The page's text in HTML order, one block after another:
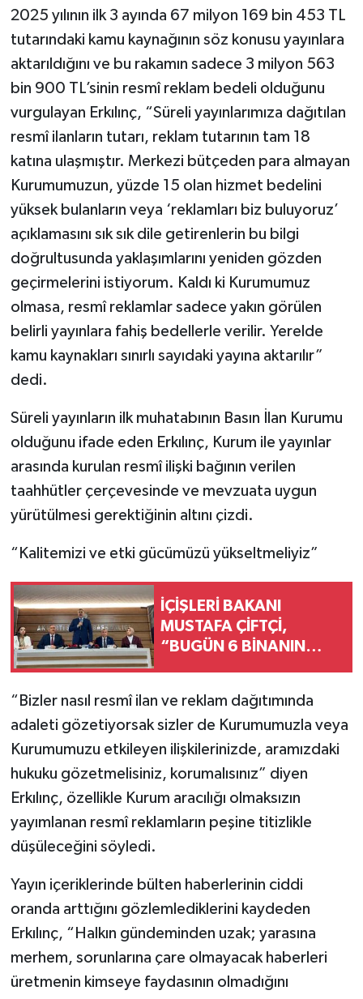
2025 yılının ilk 3 ayında 67 milyon 169 bin 453 TL
tutarındaki kamu kaynağının söz konusu yayınlara
aktarıldığını ve bu rakamın sadece 3 milyon 563
bin 900 TL’sinin resmî reklam bedeli olduğunu
vurgulayan Erkılınç, “Süreli yayınlarımıza dağıtılan
resmî ilanların tutarı, reklam tutarının tam 18
katına ulaşmıştır. Merkezi bütçeden para almayan
Kurumumuzun, yüzde 15 olan hizmet bedelini
yüksek bulanların veya ‘reklamları biz buluyoruz’
açıklamasını sık sık dile getirenlerin bu bilgi
doğrultusunda yaklaşımlarını yeniden gözden
geçirmelerini istiyorum. Kaldı ki Kurumumuz
olmasa, resmî reklamlar sadece yakın görülen
belirli yayınlara fahiş bedellerle verilir. Yerelde
kamu kaynakları sınırlı sayıdaki yayına aktarılır”
dedi.
Süreli yayınların ilk muhatabının Basın İlan Kurumu
olduğunu ifade eden Erkılınç, Kurum ile yayınlar
arasında kurulan resmî ilişki bağının verilen
taahhütler çerçevesinde ve mevzuata uygun
yürütülmesi gerektiğinin altını çizdi.
“Kalitemizi ve etki gücümüzü yükseltmeliyiz”
İÇİŞLERİ BAKANI
MUSTAFA ÇİFTÇİ,
“BUGÜN 6 BİNANIN
MALİYETİ DE 525
MİLYONU BULUYOR”
“Bizler nasıl resmî ilan ve reklam dağıtımında
adaleti gözetiyorsak sizler de Kurumumuzla veya
Kurumumuzu etkileyen ilişkilerinizde, aramızdaki
hukuku gözetmelisiniz, korumalısınız” diyen
Erkılınç, özellikle Kurum aracılığı olmaksızın
yayımlanan resmî reklamların peşine titizlikle
düşüleceğini söyledi.
Yayın içeriklerinde bülten haberlerinin ciddi
oranda arttığını gözlemlediklerini kaydeden
Erkılınç, “Halkın gündeminden uzak; yarasına
merhem, sorunlarına çare olmayacak haberleri
üretmenin kimseye faydasının olmadığını